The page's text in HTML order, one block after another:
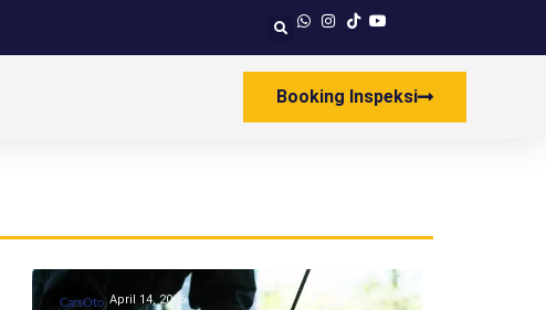
Booking Inspeksi
CarsOto April 14, 2026